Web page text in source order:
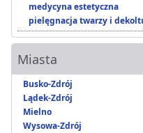
medycyna estetyczna
pielęgnacja twarzy i
Miasta
Busko-Zdrój
Lądek-Zdrój
Mielno
Wysowa-Zdrój